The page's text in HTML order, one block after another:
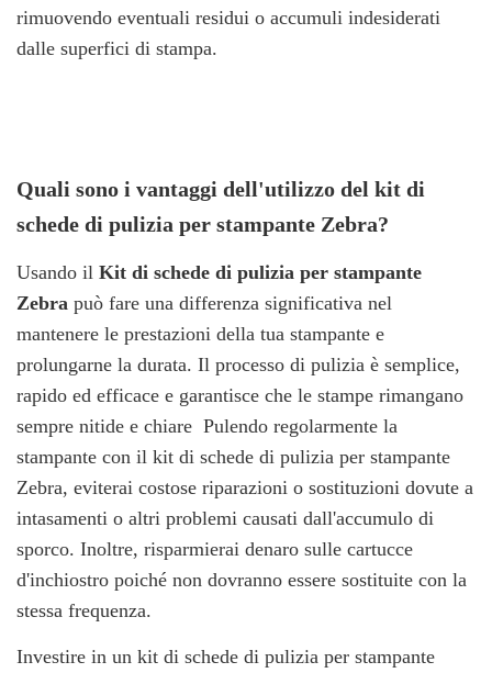
rimuovendo eventuali residui o accumuli indesiderati
dalle superfici di stampa.
Quali sono i vantaggi dell'utilizzo del kit di
schede di pulizia per stampante Zebra?
Usando il Kit di schede di pulizia per stampante
Zebra può fare una differenza significativa nel
mantenere le prestazioni della tua stampante e
prolungarne la durata. Il processo di pulizia è semplice,
rapido ed efficace e garantisce che le stampe rimangano
sempre nitide e chiare Pulendo regolarmente la
stampante con il kit di schede di pulizia per stampante
Zebra, eviterai costose riparazioni o sostituzioni dovute a
intasamenti o altri problemi causati dall'accumulo di
sporco. Inoltre, risparmierai denaro sulle cartucce
d'inchiostro poiché non dovranno essere sostituite con la
stessa frequenza.
Investire in un kit di schede di pulizia per stampante